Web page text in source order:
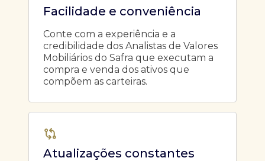
Facilidade e conveniência
Conte com a experiência e a
credibilidade dos Analistas de Valores
Mobiliários do Safra que executam a
compra e venda dos ativos que
compõem as carteiras.
Atualizações constantes